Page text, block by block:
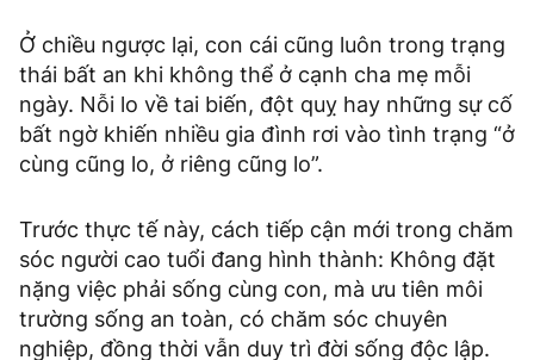
Ở chiều ngược lại, con cái cũng luôn trong trạng
thái bất an khi không thể ở cạnh cha mẹ mỗi
ngày. Nỗi lo về tai biến, đột quỵ hay những sự cố
bất ngờ khiến nhiều gia đình rơi vào tình trạng “ở
cùng cũng lo, ở riêng cũng lo”.
Trước thực tế này, cách tiếp cận mới trong chăm
sóc người cao tuổi đang hình thành: Không đặt
nặng việc phải sống cùng con, mà ưu tiên môi
trường sống an toàn, có chăm sóc chuyên
nghiệp, đồng thời vẫn duy trì đời sống độc lập.